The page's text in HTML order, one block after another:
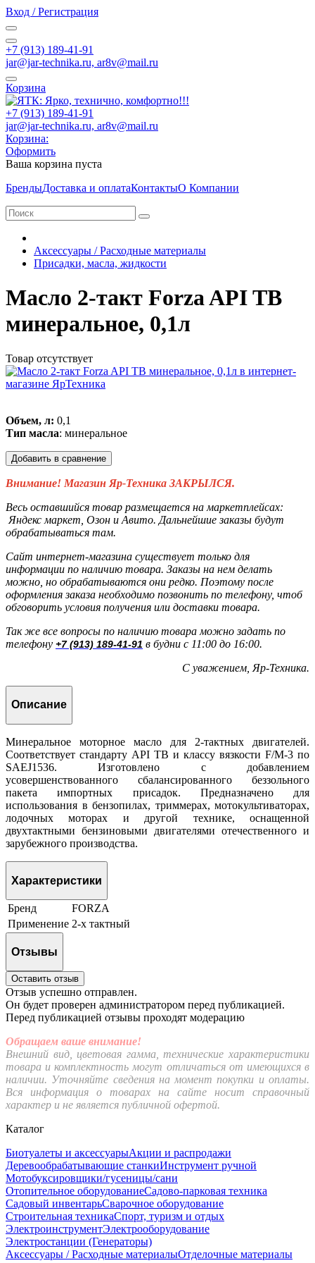
Вход / Регистрация
+7 (913) 189-41-91
jar@jar-technika.ru, ar8v@mail.ru
Корзина
+7 (913) 189-41-91
jar@jar-technika.ru, ar8v@mail.ru
Корзина:
Оформить
Ваша корзина пуста
БрендыДоставка и оплатаКонтактыО Компании
Аксессуары / Расходные материалы
Присадки, масла, жидкости
Масло 2-такт Forza API TB
минеральное, 0,1л
Товар отсутствует
Объем, л: 0,1
Тип масла: минеральное
Добавить в сравнение
Внимание! Магазин Яр-Техника ЗАКРЫЛСЯ.
Весь оставшийся товар размещается на маркетплейсах:
Яндекс маркет, Озон и Авито. Дальнейшие заказы будут
обрабатываться там.
Сайт интернет-магазина существует только для
информации по наличию товара. Заказы на нем делать
можно, но обрабатываются они редко. Поэтому после
оформления заказа необходимо позвонить по телефону, чтоб
обговорить условия получения или доставки товара.
Так же все вопросы по наличию товара можно задать по
телефону +7 (913) 189-41-91 в будни с 11:00 до 16:00.
С уважением, Яр-Техника.
Описание
Минеральное моторное масло для 2-тактных двигателей.
Соответствует стандарту API TB и классу вязкости F/M-3 по
SAEJ1536. Изготовлено с добавлением
усовершенствованного сбалансированного беззольного
пакета импортных присадок. Предназначено для
использования в бензопилах, триммерах, мотокультиваторах,
лодочных моторах и другой технике, оснащенной
двухтактными бензиновыми двигателями отечественного и
зарубежного производства.
Характеристики
Бренд
FORZA
Применение 2-х тактный
Отзывы
Оставить отзыв
Отзыв успешно отправлен.
Он будет проверен администратором перед публикацией.
Перед публикацией отзывы проходят модерацию
Обращаем ваше внимание!
Внешний вид, цветовая гамма, технические характеристики
товара и комплектность могут отличаться от имеющихся в
наличии. Уточняйте сведения на момент покупки и оплаты.
Вся информация о товарах на сайте носит справочный
характер и не является публичной офертой.
Каталог
Биотуалеты и аксессуарыАкции и распродажи
Деревообрабатывающие станкиИнструмент ручной
Мотобуксировщики/гусеницы/сани
Отопительное оборудованиеСадово-парковая техника
Садовый инвентарьСварочное оборудование
Строительная техникаСпорт, туризм и отдых
ЭлектроинструментЭлектрооборудование
Электростанции (Генераторы)
Аксессуары / Расходные материалыОтделочные материалы